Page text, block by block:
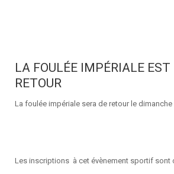
LA FOULÉE IMPÉRIALE EST
RETOUR
La foulée impériale sera de retour le dimanche
Les inscriptions à cet évènement sportif sont